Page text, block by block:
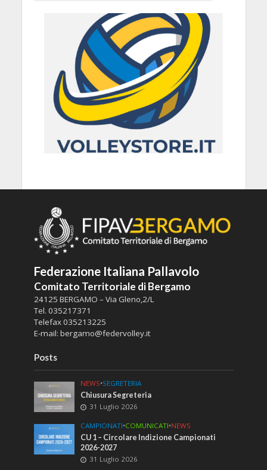
Federazione Italiana Pallavolo
Comitato Territoriale di Bergamo
24125 BERGAMO – Via Gleno,2/L
Tel. 035217371
Telefax035213225
E-mail: bergamo@federvolley.it
Posts
NEWS•SEGRETERIA
Chiusura Segreteria
31 Luglio 2026
CAMPIONATI•COMUNICATI•NEWS
CU 1 – Circolare Indizione Campionati
2026-2027
31 Luglio 2026